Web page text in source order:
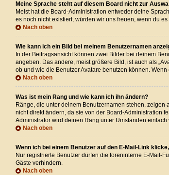
Meine Sprache steht auf diesem Board nicht zur
Meist hat die Board-Administration entweder deine
es noch nicht existiert, würden wir uns freuen, wenn du
Nach oben
Wie kann ich ein Bild bei meinem Benutzernamen
In der Beitragsansicht können zwei Bilder bei deinem
angeben. Das andere, meist größere Bild, ist auch als
ob und wie die Benutzer Avatare benutzen können.
Nach oben
Was ist mein Rang und wie kann ich ihn ändern?
Ränge, die unter deinem Benutzernamen stehen,
nicht direkt ändern, da sie von der Board-Administration
Administrator wird deinen Rang unter Umständen
Nach oben
Wenn ich bei einem Benutzer auf den E-Mail-Link
Nur registrierte Benutzer dürfen die foreninterne E-Mail-
Gäste verhindern.
Nach oben